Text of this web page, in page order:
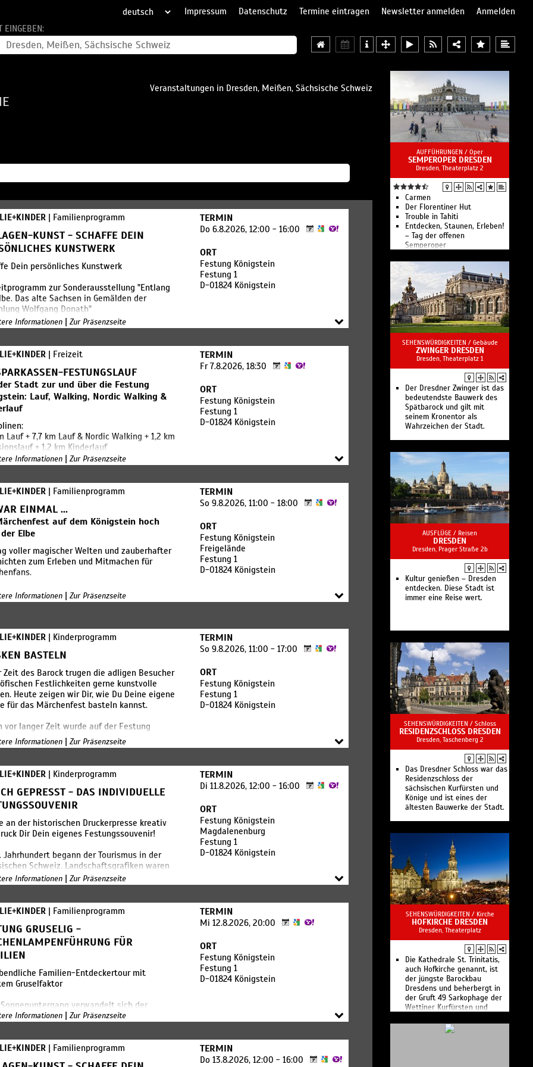
Impressum Datenschutz Termine eintragen Newsletter anmelden
Anmelden
EINGEBEN:
Veranstaltungen in Dresden, Meißen, Sächsische Schweiz
| Familienprogramm
KUNST - SCHAFFE DEIN
KUNSTWERK
Dein persönliches Kunstwerk
zur Sonderausstellung "Entlang
Das alte Sachsen in Gemälden der
Wolfgang Donath"
im Rahmen des Ferienspaß
TERMIN
Do 6.8.2026, 12:00 - 16:00
ORT
Festung Königstein
Festung 1
D-01824 Königstein
Informationen | Zur Präsenzseite
| Freizeit
FESTUNGSLAUF
Stadt zur und über die Festung
Lauf, Walking, Nordic Walking &
Lauf + 7,7 km Lauf & Nordic Walking + 1,2 km
+ 1,2 km Kinderlauf
über die Alte Festungsstraße durch den
um die Festung herum, hinauf zur
durch die steile Dunkle Appareille und noch
Runde auf dem Festungsplateau
www.festungslauf.de
Königstein gGmbH und Restauration
Königstein GmbH
TERMIN
Fr 7.8.2026, 18:30
ORT
Festung Königstein
Festung 1
D-01824 Königstein
Informationen | Zur Präsenzseite
| Familienprogramm
EINMAL ...
auf dem Königstein hoch
Elbe
voller magischer Welten und zauberhafter
zum Erleben und Mitmachen für
TERMIN
So 9.8.2026, 11:00 - 18:00
ORT
Festung Königstein
Freigelände
Festung 1
D-01824 Königstein
Informationen | Zur Präsenzseite
| Kinderprogramm
BASTELN
Zeit des Barock trugen die adligen Besucher
Festlichkeiten gerne kunstvolle
Heute zeigen wir Dir, wie Du Deine eigene
für das Märchenfest basteln kannst.
vor langer Zeit wurde auf der Festung
ausgelassen gefeiert. Besonders in der
trug der Hochadel prächtige Kleider
du an der Reihe!
deine eigene Maske – bunt, lustig,
ganz nach deiner Fantasie.
darfst du dein Kunstwerk am Ende mit
nehmen.
TERMIN
So 9.8.2026, 11:00 - 17:00
ORT
Festung Königstein
Festung 1
D-01824 Königstein
Informationen | Zur Präsenzseite
| Kinderprogramm
GEPRESST - DAS INDIVIDUELLE
an der historischen Druckerpresse kreativ
Dir Dein eigenes Festungssouvenir!
Jahrhundert begann der Tourismus in der
Schweiz. Landschaftsgrafiken waren
sehr beliebt.
Druckwerkstatt gibt es Druckstöcke mit
aber auch Grafiken mit Oster- und
Eure Favoriten aus und druckt diese auf
Jahre alten Druckerpresse.
Kinder liegen Malblätter mit
Clemens bereit.
Wir freuen uns über eine kleine Spende
Material.
TERMIN
Di 11.8.2026, 12:00 - 16:00
ORT
Festung Königstein
Magdalenenburg
Festung 1
D-01824 Königstein
Informationen | Zur Präsenzseite
| Familienprogramm
GRUSELIG -
FÜR
Familien-Entdeckertour mit
Gruselfaktor
Sonnenuntergang verwandelt sich der
in einen schauerlichen Ort. Bäume,
Vielleicht trifft man sogar den Geist, der
gesehen wurde.
TERMIN
Mi 12.8.2026, 20:00
ORT
Festung Königstein
Festung 1
D-01824 Königstein
Informationen | Zur Präsenzseite
| Familienprogramm TERMIN
Do 13.8.2026, 12:00 - 16:00
AUFFÜHRUNGEN / Oper
SEMPEROPER DRESDEN
Dresden, Theaterplatz 2
Carmen
Der Florentiner Hut
Trouble in Tahiti
Entdecken, Staunen, Erleben!
– Tag der offenen
Semperoper
Spaziergang durch die Saison
2026/27
Un ballo in maschera
Tosca
Die wunderbaren Jahre
Der Wildschütz
Different Grounds
Opernshop für DVDs, CDs,
Bücher und Souvenirs
Sächsische Staatsoper
Dresden
SEHENSWÜRDIGKEITEN / Gebäude
ZWINGER DRESDEN
Dresden, Theaterplatz 1
Der Dresdner Zwinger ist das
bedeutendste Bauwerk des
Spätbarock und gilt mit
seinem Kronentor als
Wahrzeichen der Stadt.
AUSFLÜGE / Reisen
DRESDEN
Dresden, Prager Straße 2b
Kultur genießen – Dresden
entdecken. Diese Stadt ist
immer eine Reise wert.
SEHENSWÜRDIGKEITEN / Schloss
RESIDENZSCHLOSS DRESDEN
Dresden, Taschenberg 2
Das Dresdner Schloss war das
Residenzschloss der
sächsischen Kurfürsten und
Könige und ist eines der
ältesten Bauwerke der Stadt.
SEHENSWÜRDIGKEITEN / Kirche
HOFKIRCHE DRESDEN
Dresden, Theaterplatz
Die Kathedrale St. Trinitatis,
auch Hofkirche genannt, ist
der jüngste Barockbau
Dresdens und beherbergt in
der Gruft 49 Sarkophage der
Wettiner Kurfürsten und
Verwandter.